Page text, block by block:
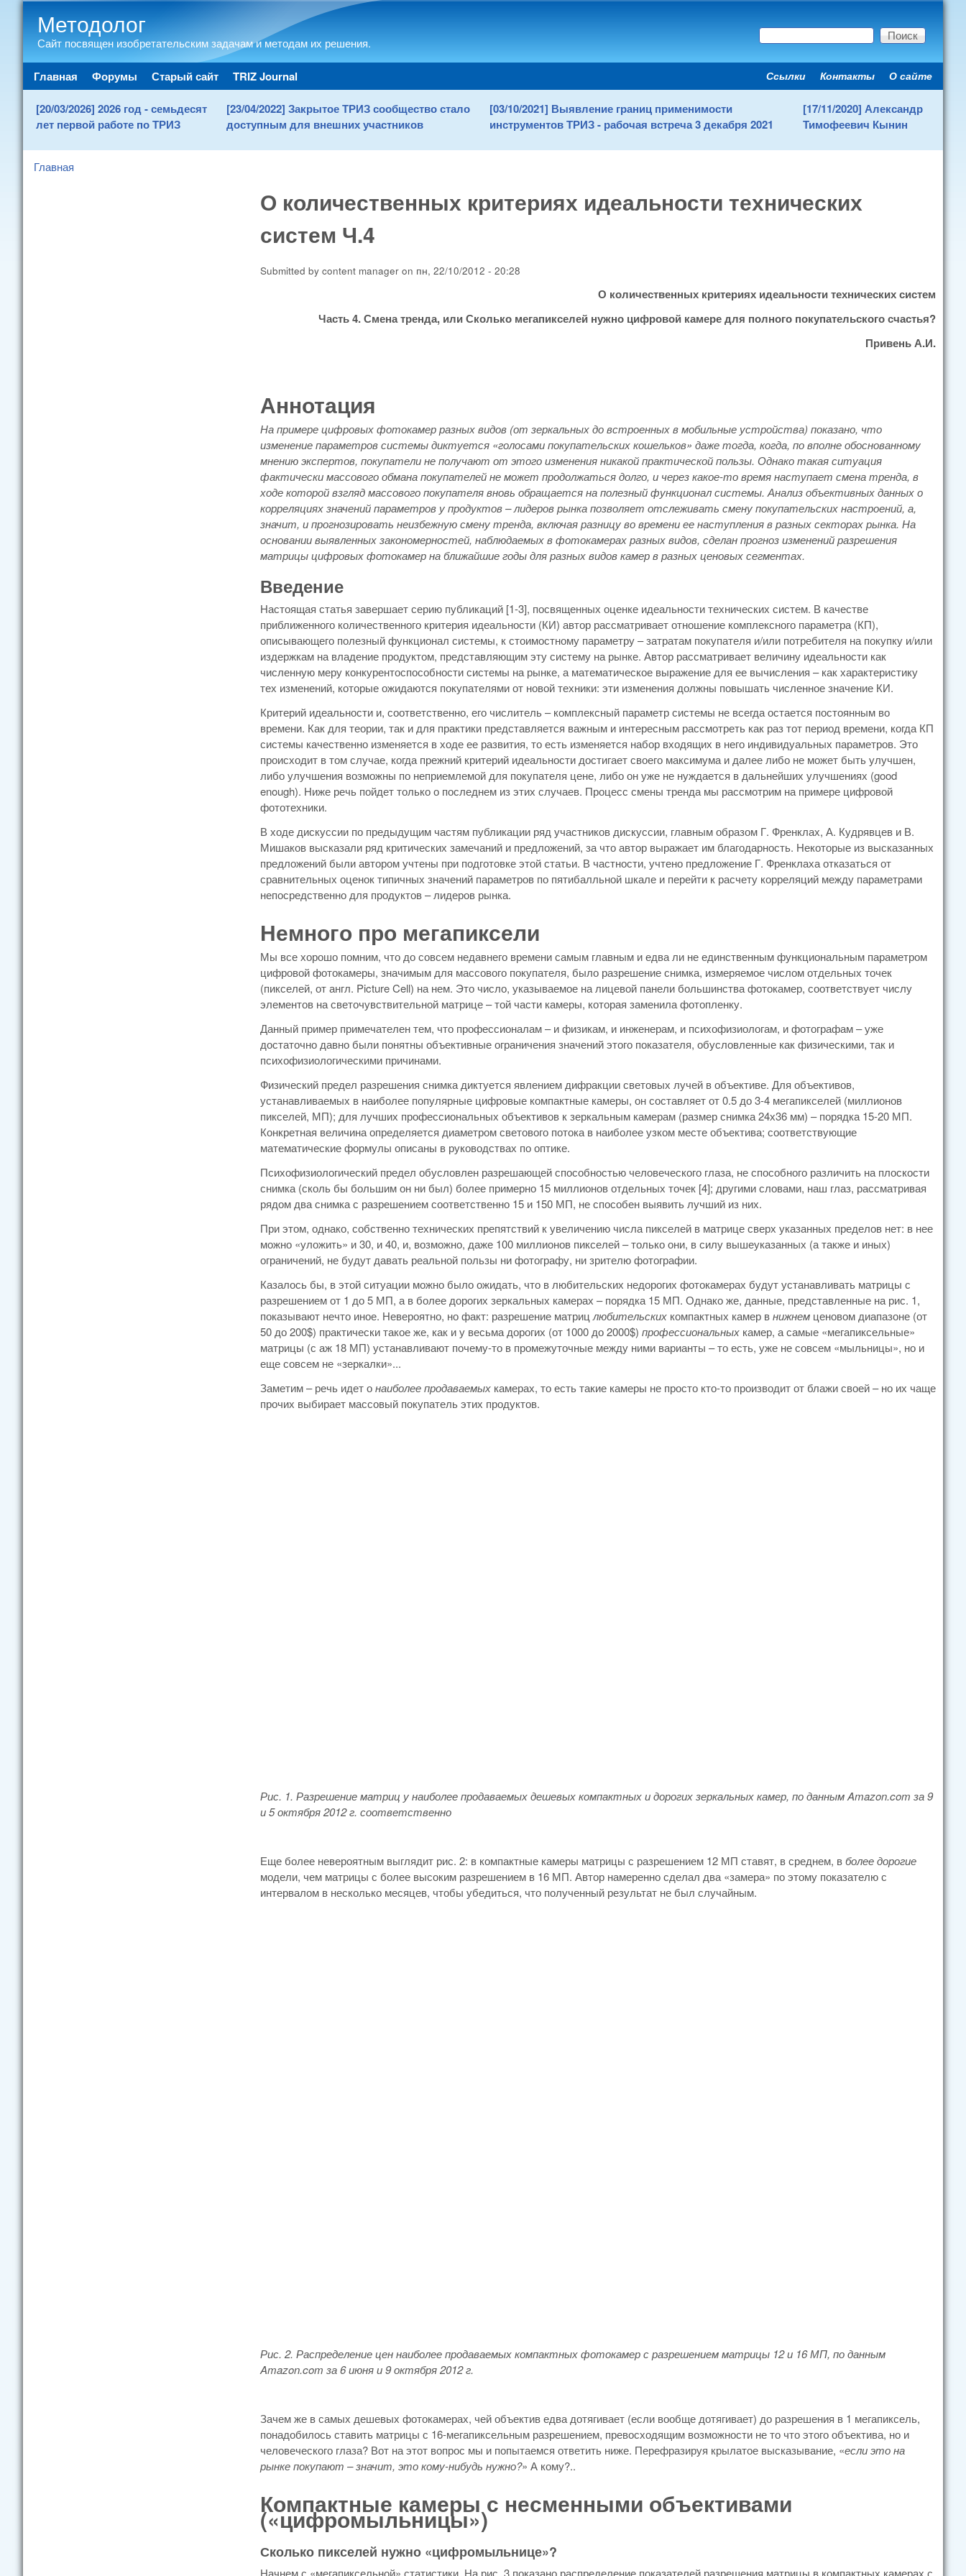
Методолог
Сайт посвящен изобретательским задачам и методам их решения. Форма поиска
Поиск
Main menu
Главная Форумы Старый сайт TRIZ Journal Secondary menu
Ссылки Контакты О сайте
[20/03/2026] 2026 год - семьдесят
лет первой работе по ТРИЗ
[23/04/2022] Закрытое ТРИЗ сообщество стало
доступным для внешних участников
[03/10/2021] Выявление границ применимости
инструментов ТРИЗ - рабочая встреча 3 декабря 2021
[17/11/2020] Александр
Тимофеевич Кынин
You are here
Главная
О количественных критериях идеальности технических
систем Ч.4
Submitted by content manager on пн, 22/10/2012 - 20:28
О количественных критериях идеальности технических систем
Часть 4. Смена тренда, или Сколько мегапикселей нужно цифровой камере для полного покупательского счастья?
Привень А.И.
Аннотация
На примере цифровых фотокамер разных видов (от зеркальных до встроенных в мобильные устройства) показано, что
изменение параметров системы диктуется «голосами покупательских кошельков» даже тогда, когда, по вполне обоснованному
мнению экспертов, покупатели не получают от этого изменения никакой практической пользы. Однако такая ситуация
фактически массового обмана покупателей не может продолжаться долго, и через какое-то время наступает смена тренда, в
ходе которой взгляд массового покупателя вновь обращается на полезный функционал системы. Анализ объективных данных о
корреляциях значений параметров у продуктов – лидеров рынка позволяет отслеживать смену покупательских настроений, а,
значит, и прогнозировать неизбежную смену тренда, включая разницу во времени ее наступления в разных секторах рынка. На
основании выявленных закономерностей, наблюдаемых в фотокамерах разных видов, сделан прогноз изменений разрешения
матрицы цифровых фотокамер на ближайшие годы для разных видов камер в разных ценовых сегментах.
Введение
Настоящая статья завершает серию публикаций [1-3], посвященных оценке идеальности технических систем. В качестве
приближенного количественного критерия идеальности (КИ) автор рассматривает отношение комплексного параметра (КП),
описывающего полезный функционал системы, к стоимостному параметру – затратам покупателя и/или потребителя на покупку и/или
издержкам на владение продуктом, представляющим эту систему на рынке. Автор рассматривает величину идеальности как
численную меру конкурентоспособности системы на рынке, а математическое выражение для ее вычисления – как характеристику
тех изменений, которые ожидаются покупателями от новой техники: эти изменения должны повышать численное значение КИ.
Критерий идеальности и, соответственно, его числитель – комплексный параметр системы не всегда остается постоянным во
времени. Как для теории, так и для практики представляется важным и интересным рассмотреть как раз тот период времени, когда КП
системы качественно изменяется в ходе ее развития, то есть изменяется набор входящих в него индивидуальных параметров. Это
происходит в том случае, когда прежний критерий идеальности достигает своего максимума и далее либо не может быть улучшен,
либо улучшения возможны по неприемлемой для покупателя цене, либо он уже не нуждается в дальнейших улучшениях (good
enough). Ниже речь пойдет только о последнем из этих случаев. Процесс смены тренда мы рассмотрим на примере цифровой
фототехники.
В ходе дискуссии по предыдущим частям публикации ряд участников дискуссии, главным образом Г. Френклах, А. Кудрявцев и В.
Мишаков высказали ряд критических замечаний и предложений, за что автор выражает им благодарность. Некоторые из высказанных
предложений были автором учтены при подготовке этой статьи. В частности, учтено предложение Г. Френклаха отказаться от
сравнительных оценок типичных значений параметров по пятибалльной шкале и перейти к расчету корреляций между параметрами
непосредственно для продуктов – лидеров рынка.
Немного про мегапиксели
Мы все хорошо помним, что до совсем недавнего времени самым главным и едва ли не единственным функциональным параметром
цифровой фотокамеры, значимым для массового покупателя, было разрешение снимка, измеряемое числом отдельных точек
(пикселей, от англ. Picture Cell) на нем. Это число, указываемое на лицевой панели большинства фотокамер, соответствует числу
элементов на светочувствительной матрице – той части камеры, которая заменила фотопленку.
Данный пример примечателен тем, что профессионалам – и физикам, и инженерам, и психофизиологам, и фотографам – уже
достаточно давно были понятны объективные ограничения значений этого показателя, обусловленные как физическими, так и
психофизиологическими причинами.
Физический предел разрешения снимка диктуется явлением дифракции световых лучей в объективе. Для объективов,
устанавливаемых в наиболее популярные цифровые компактные камеры, он составляет от 0.5 до 3-4 мегапикселей (миллионов
пикселей, МП); для лучших профессиональных объективов к зеркальным камерам (размер снимка 24х36 мм) – порядка 15-20 МП.
Конкретная величина определяется диаметром светового потока в наиболее узком месте объектива; соответствующие
математические формулы описаны в руководствах по оптике.
Психофизиологический предел обусловлен разрешающей способностью человеческого глаза, не способного различить на плоскости
снимка (сколь бы большим он ни был) более примерно 15 миллионов отдельных точек [4]; другими словами, наш глаз, рассматривая
рядом два снимка с разрешением соответственно 15 и 150 МП, не способен выявить лучший из них.
При этом, однако, собственно технических препятствий к увеличению числа пикселей в матрице сверх указанных пределов нет: в нее
можно «уложить» и 30, и 40, и, возможно, даже 100 миллионов пикселей – только они, в силу вышеуказанных (а также и иных)
ограничений, не будут давать реальной пользы ни фотографу, ни зрителю фотографии.
Казалось бы, в этой ситуации можно было ожидать, что в любительских недорогих фотокамерах будут устанавливать матрицы с
разрешением от 1 до 5 МП, а в более дорогих зеркальных камерах – порядка 15 МП. Однако же, данные, представленные на рис. 1,
показывают нечто иное. Невероятно, но факт: разрешение матриц любительских компактных камер внижнем ценовом диапазоне (от
50 до 200$) практически такое же, как и у весьма дорогих (от 1000 до 2000$) профессиональных камер, а самые «мегапиксельные»
матрицы (с аж 18 МП) устанавливают почему-то в промежуточные между ними варианты – то есть, уже не совсем «мыльницы», но и
еще совсем не «зеркалки»...
Заметим – речь идет онаиболее продаваемых камерах, то есть такие камеры не просто кто-то производит от блажи своей – но их чаще
прочих выбирает массовый покупатель этих продуктов.
Рис. 1. Разрешение матриц у наиболее продаваемых дешевых компактных и дорогих зеркальных камер, по даннымAmazon.com за 9
и 5 октября 2012 г. соответственно
Еще более невероятным выглядит рис. 2: в компактные камеры матрицы с разрешением 12 МП ставят, в среднем, вболее дорогие
модели, чем матрицы с более высоким разрешением в 16 МП. Автор намеренно сделал два «замера» по этому показателю с
интервалом в несколько месяцев, чтобы убедиться, что полученный результат не был случайным.
Рис. 2. Распределение цен наиболее продаваемых компактных фотокамер с разрешением матрицы 12 и 16 МП, по данным
Amazon.com за 6 июня и 9 октября 2012 г.
Зачем же в самых дешевых фотокамерах, чей объектив едва дотягивает (если вообще дотягивает) до разрешения в 1 мегапиксель,
понадобилось ставить матрицы с 16-мегапиксельным разрешением, превосходящим возможности не то что этого объектива, но и
человеческого глаза? Вот на этот вопрос мы и попытаемся ответить ниже. Перефразируя крылатое высказывание, «если это на
рынке покупают – значит, это кому-нибудь нужно?» А кому?..
Компактные камеры с несменными объективами
(«цифромыльницы»)
Сколько пикселей нужно «цифромыльнице»?
Начнем с «мегапиксельной» статистики. На рис. 3 показано распределение показателей разрешения матрицы в компактных камерах с